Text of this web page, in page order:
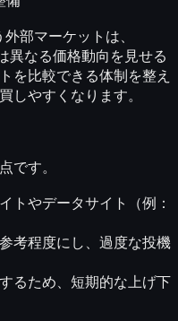
外部マーケットは、
異なる価格動向を見せる
を比較できる体制を整え
しやすくなります。
です。
トやデータサイト（例：
考程度にし、過度な投機
るため、 短期的な上げ下